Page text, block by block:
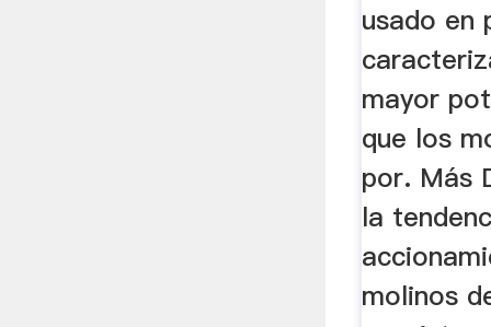
usado en
mayor
que los
por. Más
la
molinos